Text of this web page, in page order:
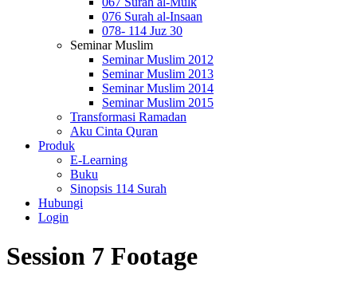
076 Surah al-Insaan
078- 114 Juz 30
Seminar Muslim
Seminar Muslim 2012
Seminar Muslim 2013
Seminar Muslim 2014
Seminar Muslim 2015
Transformasi Ramadan
Aku Cinta Quran
Produk
E-Learning
Buku
Sinopsis 114 Surah
Hubungi
Login
Session 7 Footage